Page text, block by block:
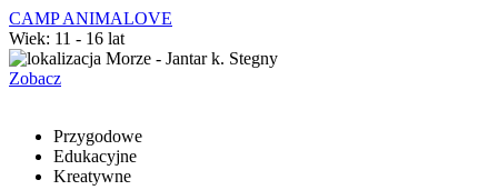
CAMP ANIMALOVE
Wiek: 11 - 16 lat
Morze - Jantar k. Stegny
Zobacz
Przygodowe
Edukacyjne
Kreatywne